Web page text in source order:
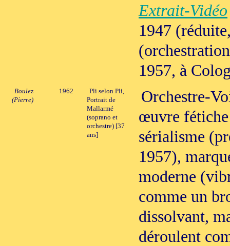
Extrait-Vidéo
1947
1957, à
Boulez
(Pierre)
1962
Pli selon Pli,
Portrait de
Mallarmé
(soprano et
orchestre) [37
ans]
Orchestre-
œuvre fétiche
sérialisme
1957),
moderne
comme un
dissolvant,
déroulent